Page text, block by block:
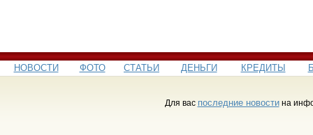
НОВОСТИ ФОТО СТАТЬИ ДЕНЬГИ КРЕДИТЫ
Для вас последние новостина